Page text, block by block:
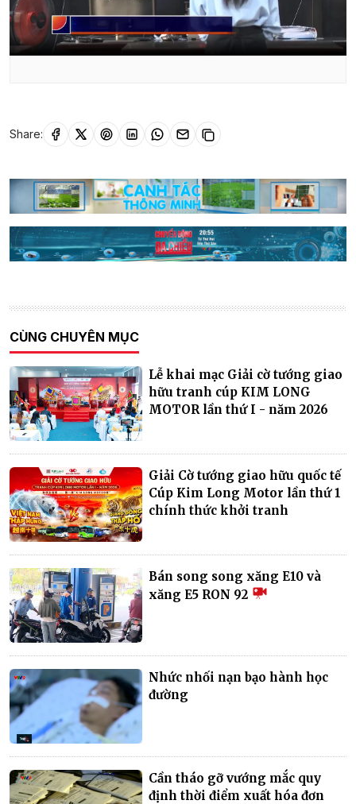
Share:
CÙNG CHUYÊN MỤC
Lễ khai mạc Giải cờ tướng giao
hữu tranh cúp KIM LONG
MOTOR lần thứ I - năm 2026
Giải Cờ tướng giao hữu quốc tế
Cúp Kim Long Motor lần thứ 1
chính thức khởi tranh
Bán song song xăng E10 và
xăng E5 RON 92
Nhức nhối nạn bạo hành học
đường
Cần tháo gỡ vướng mắc quy
định thời điểm xuất hóa đơn